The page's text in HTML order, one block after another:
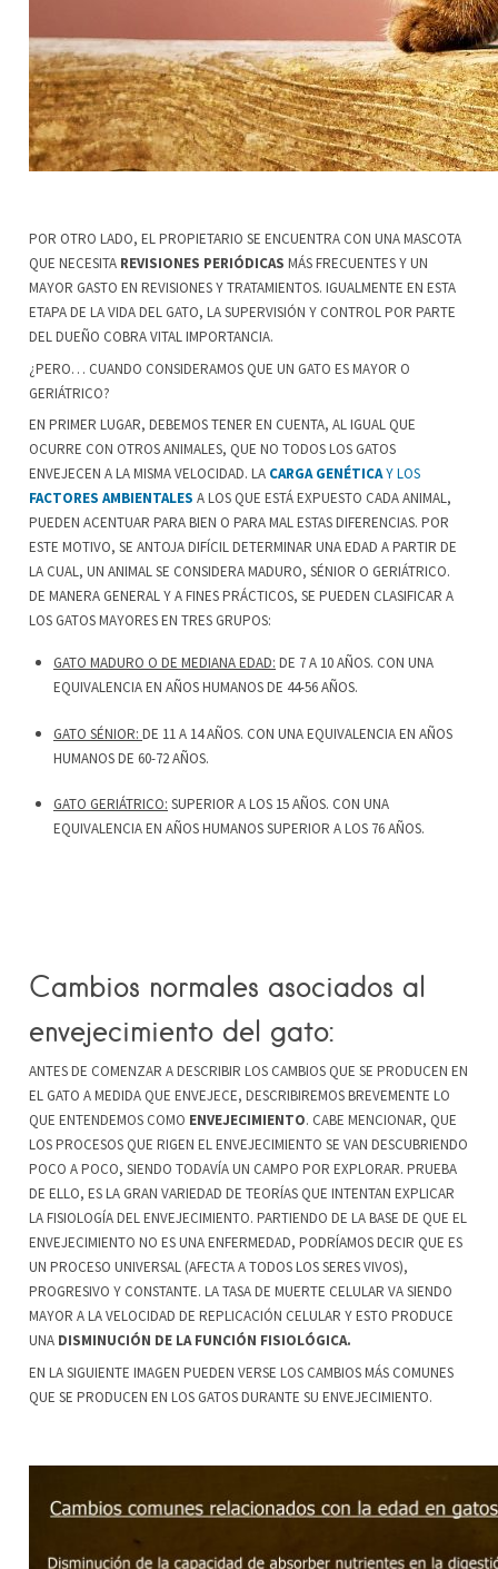
POR OTRO LADO, EL PROPIETARIO SE ENCUENTRA CON UNA MASCOTA
QUE NECESITA REVISIONES PERIÓDICAS MÁS FRECUENTES Y UN
MAYOR GASTO EN REVISIONES Y TRATAMIENTOS. IGUALMENTE EN ESTA
ETAPA DE LA VIDA DEL GATO, LA SUPERVISIÓN Y CONTROL POR PARTE
DEL DUEÑO COBRA VITAL IMPORTANCIA.
¿PERO… CUANDO CONSIDERAMOS QUE UN GATO ES MAYOR O
GERIÁTRICO?
EN PRIMER LUGAR, DEBEMOS TENER EN CUENTA, AL IGUAL QUE
OCURRE CON OTROS ANIMALES, QUE NO TODOS LOS GATOS
ENVEJECEN A LA MISMA VELOCIDAD. LA CARGA GENÉTICAY LOS
FACTORES AMBIENTALES A LOS QUE ESTÁ EXPUESTO CADA ANIMAL,
PUEDEN ACENTUAR PARA BIEN O PARA MAL ESTAS DIFERENCIAS. POR
ESTE MOTIVO, SE ANTOJA DIFÍCIL DETERMINAR UNA EDAD A PARTIR DE
LA CUAL, UN ANIMAL SE CONSIDERA MADURO, SÉNIOR O GERIÁTRICO.
DE MANERA GENERAL Y A FINES PRÁCTICOS, SE PUEDEN CLASIFICAR A
LOS GATOS MAYORES EN TRES GRUPOS:
GATO MADURO O DE MEDIANA EDAD: DE 7 A 10 AÑOS. CON UNA
EQUIVALENCIA EN AÑOS HUMANOS DE 44-56 AÑOS.
GATO SÉNIOR: DE 11 A 14 AÑOS. CON UNA EQUIVALENCIA EN AÑOS
HUMANOS DE 60-72 AÑOS.
GATO GERIÁTRICO: SUPERIOR A LOS 15 AÑOS. CON UNA
EQUIVALENCIA EN AÑOS HUMANOS SUPERIOR A LOS 76 AÑOS.
Cambios normales asociados al
envejecimiento del gato:
ANTES DE COMENZAR A DESCRIBIR LOS CAMBIOS QUE SE PRODUCEN EN
EL GATO A MEDIDA QUE ENVEJECE, DESCRIBIREMOS BREVEMENTE LO
QUE ENTENDEMOS COMO ENVEJECIMIENTO. CABE MENCIONAR, QUE
LOS PROCESOS QUE RIGEN EL ENVEJECIMIENTO SE VAN DESCUBRIENDO
POCO A POCO, SIENDO TODAVÍA UN CAMPO POR EXPLORAR. PRUEBA
DE ELLO, ES LA GRAN VARIEDAD DE TEORÍAS QUE INTENTAN EXPLICAR
LA FISIOLOGÍA DEL ENVEJECIMIENTO. PARTIENDO DE LA BASE DE QUE EL
ENVEJECIMIENTO NO ES UNA ENFERMEDAD, PODRÍAMOS DECIR QUE ES
UN PROCESO UNIVERSAL (AFECTA A TODOS LOS SERES VIVOS),
PROGRESIVO Y CONSTANTE. LA TASA DE MUERTE CELULAR VA SIENDO
MAYOR A LA VELOCIDAD DE REPLICACIÓN CELULAR Y ESTO PRODUCE
UNA DISMINUCIÓN DE LA FUNCIÓN FISIOLÓGICA.
EN LA SIGUIENTE IMAGEN PUEDEN VERSE LOS CAMBIOS MÁS COMUNES
QUE SE PRODUCEN EN LOS GATOS DURANTE SU ENVEJECIMIENTO.